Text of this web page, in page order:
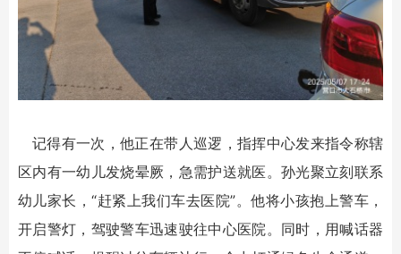
记得有一次，他正在带人巡逻，指挥中心发来指令称辖
区内有一幼儿发烧晕厥，急需护送就医。孙光聚立刻联系
幼儿家长，“赶紧上我们车去医院”。他将小孩抱上警车，
开启警灯，驾驶警车迅速驶往中心医院。同时，用喊话器